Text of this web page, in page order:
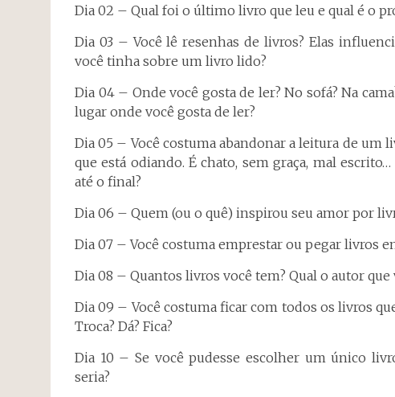
Dia 02 – Qual foi o último livro que leu e qual é o
Dia 03 – Você lê resenhas de livros? Elas
você tinha sobre um livro lido?
Dia 04 – Onde você gosta de ler? No sofá? Na
lugar onde você gosta de ler?
Dia 05 – Você costuma abandonar a leitura de um
que está odiando. É chato, sem graça, mal
até o final?
Dia 06 – Quem (ou o quê) inspirou seu amor por
Dia 07 – Você costuma emprestar ou pegar livros
Dia 08 – Quantos livros você tem? Qual o autor
Dia 09 – Você costuma ficar com todos os livros
Troca? Dá? Fica?
Dia 10 – Se você pudesse escolher um único
seria?